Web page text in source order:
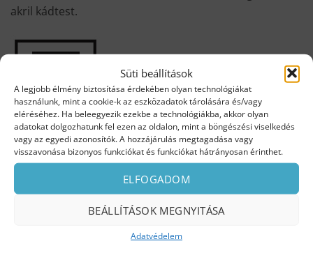
Süti beállítások
A legjobb élmény biztosítása érdekében olyan technológiákat
használunk, mint a cookie-k az eszközadatok tárolására és/vagy
eléréséhez. Ha beleegyezik ezekbe a technológiákba, akkor olyan
adatokat dolgozhatunk fel ezen az oldalon, mint a böngészési viselkedés
vagy az egyedi azonosítók. A hozzájárulás megtagadása vagy
visszavonása bizonyos funkciókat és funkciókat hátrányosan érinthet.
ELFOGADOM
BEÁLLÍTÁSOK MEGNYITÁSA
Adatvédelem
akril kádtest.
TARTÓS
Kiválóan ellenáll a kémiai hatásoknak, hosszan
megtartja a színét és csillogó felületét. Extra erősítés a
fenékrészen. Kisebb karcok, sérülések könnyen